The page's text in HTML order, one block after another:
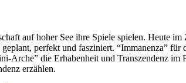
auf hoher See ihre Spiele spielen. Heute
perfekt und fasziniert. “Immanenza”
Arche” die Erhabenheit und Transzendenz
erzählen.